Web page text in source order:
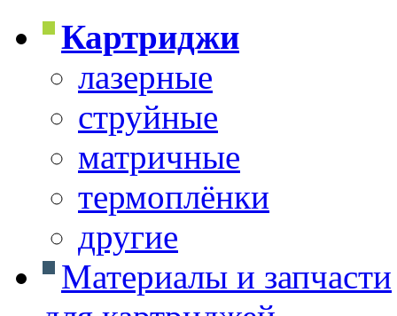
Картриджи
лазерные
струйные
матричные
термоплёнки
другие
Материалы и запчасти